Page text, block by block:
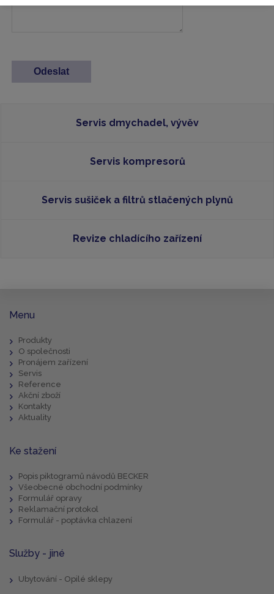
Servis dmychadel, vývěv
Servis kompresorů
Servis sušiček a filtrů stlačených plynů
Revize chladícího zařízení
Menu
Produkty
O společnosti
Pronájem zařízení
Servis
Reference
Akční zboží
Kontakty
Aktuality
Ke stažení
Popis piktogramů návodů BECKER
Všeobecné obchodní podmínky
Formulář opravy
Reklamační protokol
Formulář - poptávka chlazení
Služby - jiné
Ubytování - Opilé sklepy